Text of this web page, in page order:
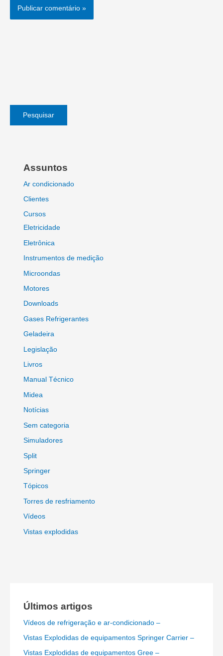
Pesquisar
Assuntos
Ar condicionado
Clientes
Cursos
Eletricidade
Eletrônica
Instrumentos de medição
Microondas
Motores
Downloads
Gases Refrigerantes
Geladeira
Legislação
Livros
Manual Técnico
Midea
Notícias
Sem categoria
Simuladores
Split
Springer
Tópicos
Torres de resfriamento
Vídeos
Vistas explodidas
Últimos artigos
Vídeos de refrigeração e ar-condicionado –
Vistas Explodidas de equipamentos Springer Carrier –
Vistas Explodidas de equipamentos Gree –